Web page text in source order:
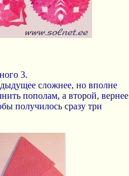
3.
сложнее, но вполне
пополам, а второй, вернее
получилось сразу три